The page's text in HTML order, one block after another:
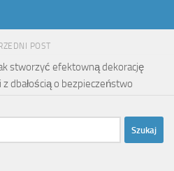
POST
stworzyć efektowną dekorację
dbałością o bezpieczeństwo